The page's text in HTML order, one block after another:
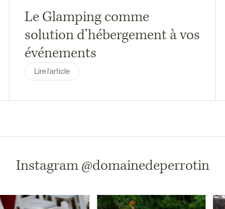
Le Glamping comme
solution d’hébergement à vos
événements
Lire l'article
Instagram@domainedeperrotin